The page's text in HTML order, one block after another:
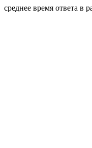
среднее время ответа в